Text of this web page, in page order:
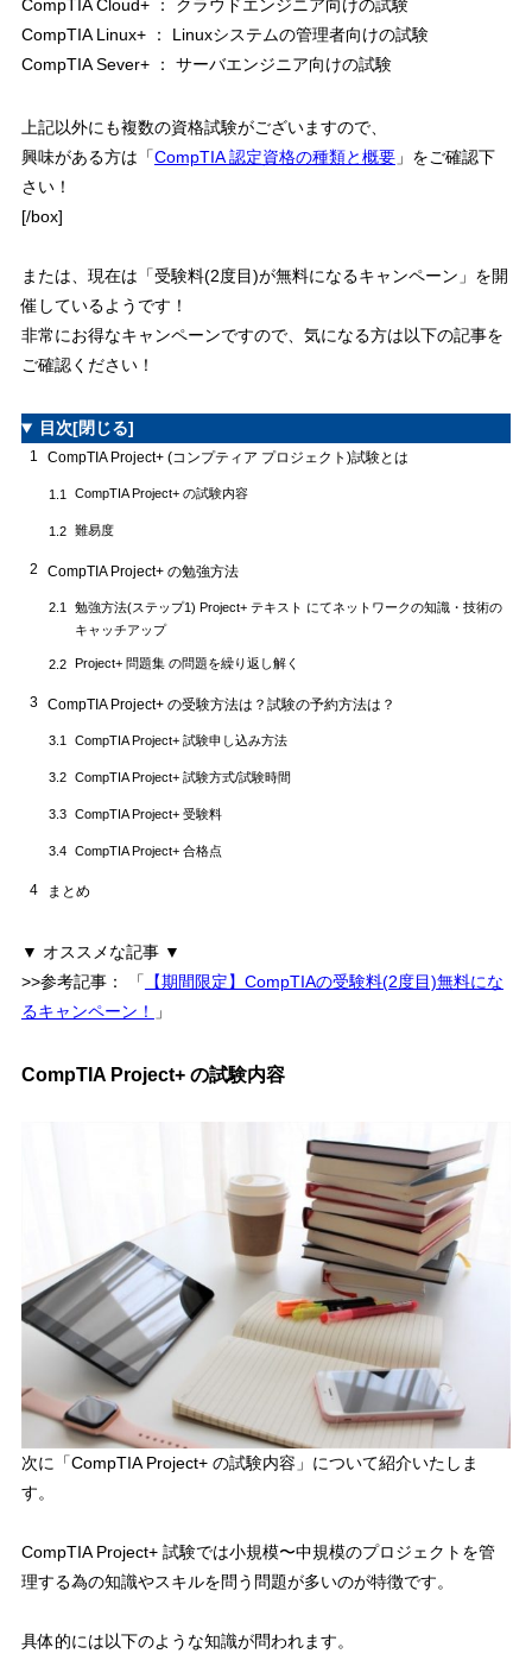
CompTIA Cloud+ ： クラウドエンジニア向けの試験
CompTIA Linux+ ： Linuxシステムの管理者向けの試験
CompTIA Sever+ ： サーバエンジニア向けの試験
上記以外にも複数の資格試験がございますので、
興味がある方は「CompTIA 認定資格の種類と概要」をご確認下
さい！
[/box]
または、現在は「受験料(2度目)が無料になるキャンペーン」を開
催しているようです！
非常にお得なキャンペーンですので、気になる方は以下の記事を
ご確認ください！
目次[閉じる]
1 CompTIA Project+ (コンプティア プロジェクト)試験とは
1.1 CompTIA Project+ の試験内容
1.2 難易度
2 CompTIA Project+ の勉強方法
2.1
勉強方法(ステップ1) Project+ テキスト にてネットワークの知識・技術の
キャッチアップ
2.2 Project+ 問題集 の問題を繰り返し解く
3 CompTIA Project+ の受験方法は？試験の予約方法は？
3.1 CompTIA Project+ 試験申し込み方法
3.2 CompTIA Project+ 試験方式/試験時間
3.3 CompTIA Project+ 受験料
3.4 CompTIA Project+ 合格点
4 まとめ
▼ オススメな記事 ▼
>>参考記事：
「
【期間限定】CompTIAの受験料(2度目)無料にな
るキャンペーン！
」
CompTIA Project+ の試験内容
次に「CompTIA Project+ の試験内容」について紹介いたしま
す。
CompTIA Project+ 試験では小規模〜中規模のプロジェクトを管
理する為の知識やスキルを問う問題が多いのが特徴です。
具体的には以下のような知識が問われます。